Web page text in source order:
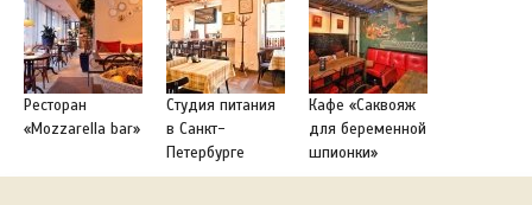
Ресторан
«Mozzarella bar»
Студия питания
в Санкт-
Петербурге
Кафе «Саквояж
для беременной
шпионки»